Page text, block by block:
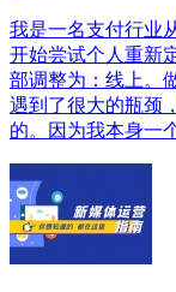
我是一名支付行业
开始尝试个人重新
部调整为：线上。
遇到了很大的瓶颈
的。因为我本身一